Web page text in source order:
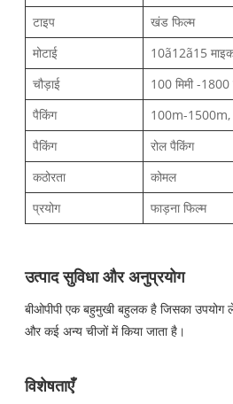
टाइप
खंड फिल्म
मोटाई
10ã12ã15
चौड़ाई
100 मिमी -
पैकिंग
100m-
पैकिंग
रोल पैकिंग
कठोरता
कोमल
प्रयोग
फाड़ना फिल्म
उत्पाद सुविधा और अनुप्रयोग
बीओपीपी एक बहुमुखी बहुलक है जिसका उपयोग
और कई अन्य चीजों में किया जाता है।
विशेषताएँ